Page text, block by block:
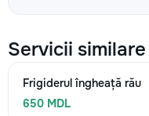
Servicii similare
Frigiderul îngheață rău
650 MDL